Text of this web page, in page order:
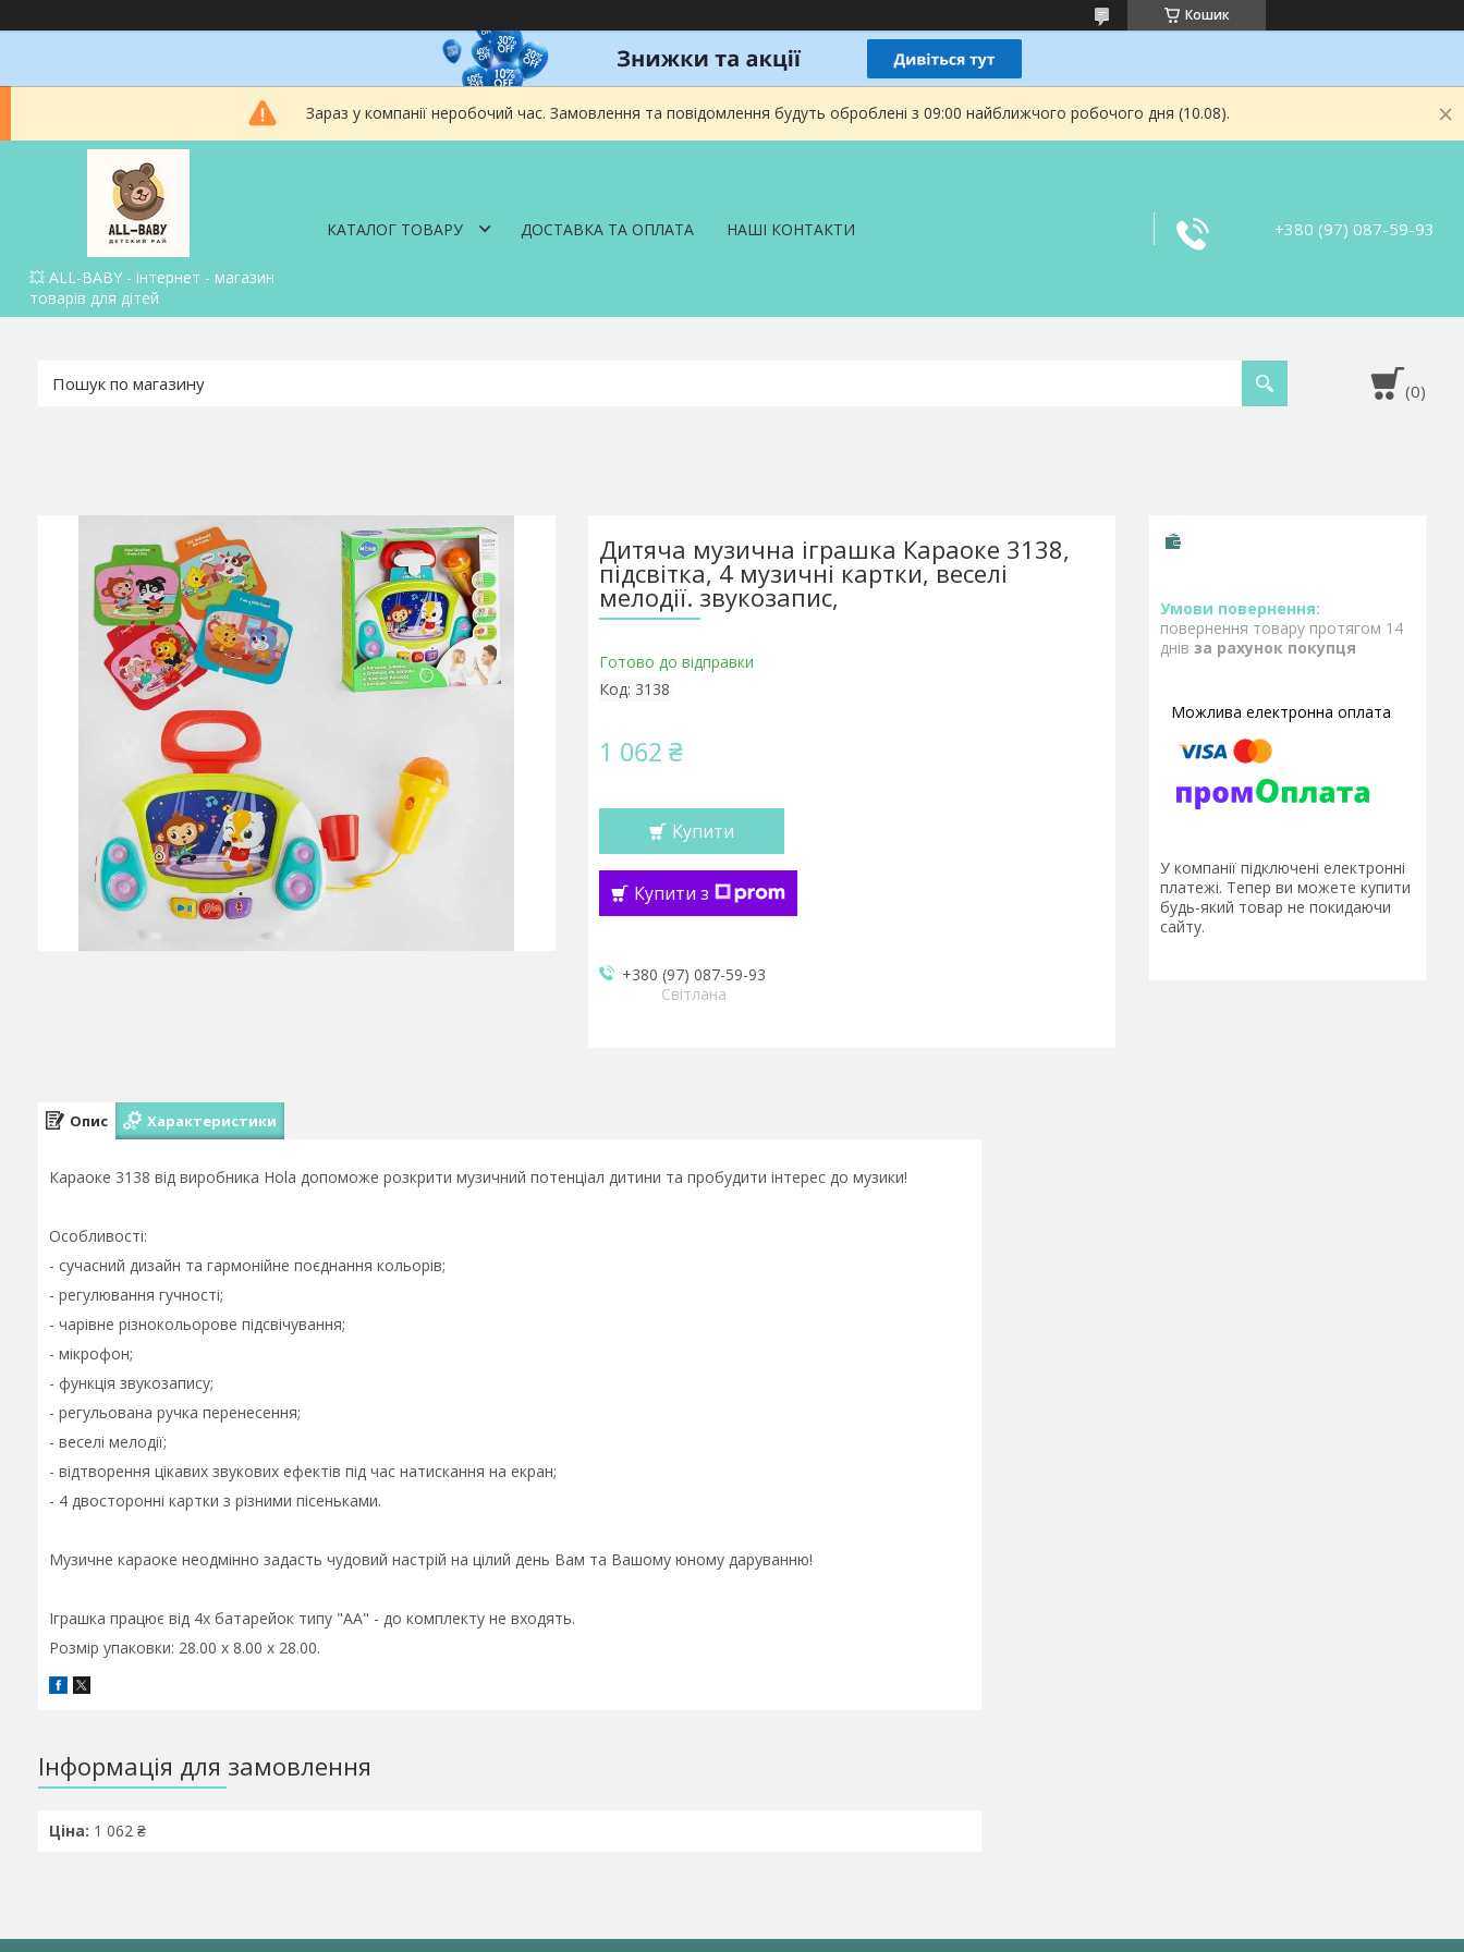
Кошик
Зараз у компанії неробочий час. Замовлення та повідомлення будуть оброблені з 09:00 найближчого робочого дня (10.08).
💥 ALL-BABY - інтернет - магазин
товарів для дітей
КАТАЛОГ ТОВАРУ ДОСТАВКА ТА ОПЛАТА НАШІ КОНТАКТИ +380 (97) 087-59-93
Дитяча музична іграшка Караоке 3138,
підсвітка, 4 музичні картки, веселі
мелодії. звукозапис,
Готово до відправки
Код: 3138
1 062 ₴
Купити
Купити з
+380 (97) 087-59-93
Світлана
повернення товару протягом 14
днів за рахунок покупця
У компанії підключені електронні
платежі. Тепер ви можете купити
будь-який товар не покидаючи
сайту.
Опис Характеристики
Караоке 3138 від виробника Hola допоможе розкрити музичний потенціал дитини та пробудити інтерес до музики!
Особливості:
- сучасний дизайн та гармонійне поєднання кольорів;
- регулювання гучності;
- чарівне різнокольорове підсвічування;
- мікрофон;
- функція звукозапису;
- регульована ручка перенесення;
- веселі мелодії;
- відтворення цікавих звукових ефектів під час натискання на екран;
- 4 двосторонні картки з різними пісеньками.
Музичне караоке неодмінно задасть чудовий настрій на цілий день Вам та Вашому юному даруванню!
Іграшка працює від 4х батарейок типу "АА" - до комплекту не входять.
Розмір упаковки: 28.00 x 8.00 x 28.00.
Інформація для замовлення
Ціна: 1 062 ₴